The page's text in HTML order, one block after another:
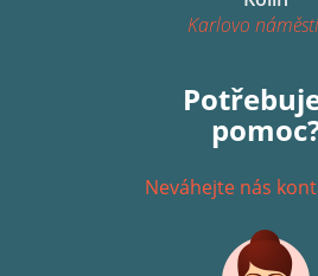
Karlovo
Neváhejte nás